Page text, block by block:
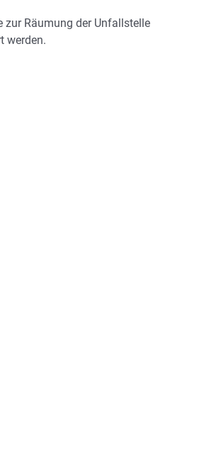
zur Räumung der Unfallstelle
werden.